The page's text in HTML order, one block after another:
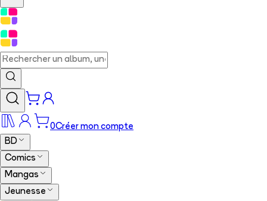
0Créer mon compte
BD
Comics
Mangas
Jeunesse